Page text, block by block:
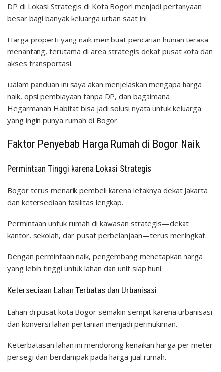
DP di Lokasi Strategis di Kota Bogor! menjadi pertanyaan
besar bagi banyak keluarga urban saat ini.
Harga properti yang naik membuat pencarian hunian terasa
menantang, terutama di area strategis dekat pusat kota dan
akses transportasi.
Dalam panduan ini saya akan menjelaskan mengapa harga
naik, opsi pembiayaan tanpa DP, dan bagaimana
Hegarmanah Habitat bisa jadi solusi nyata untuk keluarga
yang ingin punya rumah di Bogor.
Faktor Penyebab Harga Rumah di Bogor Naik
Permintaan Tinggi karena Lokasi Strategis
Bogor terus menarik pembeli karena letaknya dekat Jakarta
dan ketersediaan fasilitas lengkap.
Permintaan untuk rumah di kawasan strategis—dekat
kantor, sekolah, dan pusat perbelanjaan—terus meningkat.
Dengan permintaan naik, pengembang menetapkan harga
yang lebih tinggi untuk lahan dan unit siap huni.
Ketersediaan Lahan Terbatas dan Urbanisasi
Lahan di pusat kota Bogor semakin sempit karena urbanisasi
dan konversi lahan pertanian menjadi permukiman.
Keterbatasan lahan ini mendorong kenaikan harga per meter
persegi dan berdampak pada harga jual rumah.